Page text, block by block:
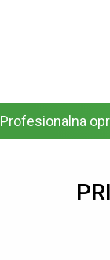
Profesionalna